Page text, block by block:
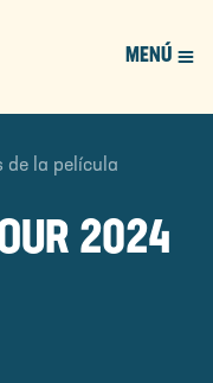
MENÚ
de la película
2024